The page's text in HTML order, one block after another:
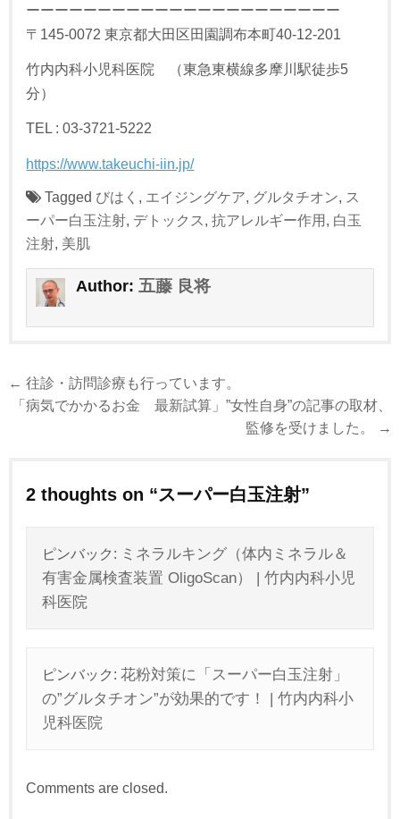
ーーーーーーーーーーーーーーーーーーーーーー
〒145-0072 東京都大田区田園調布本町40-12-201
竹内内科小児科医院 （東急東横線多摩川駅徒歩5
分）
TEL : 03-3721-5222
https://www.takeuchi-iin.jp/
Tagged びはく , エイジングケア, グルタチオン, ス
ーパー白玉注射, デトックス ,抗アレルギー作用, 白玉
注射, 美肌
Author: 五藤 良将
投
稿
ゲ
ー
← 往診・訪問診療も行っています。
「病気でかかるお金 最新試算」”女性自身”の記事の取材、
監修を受けました。 →
2 thoughts on “スーパー白玉注射”
ピンバック: ミネラルキング（体内ミネラル＆
有害金属検査装置 OligoScan） | 竹内内科小児
科医院
ピンバック: 花粉対策に「スーパー白玉注射」
の”グルタチオン”が効果的です！ | 竹内内科小
児科医院
Comments are closed.